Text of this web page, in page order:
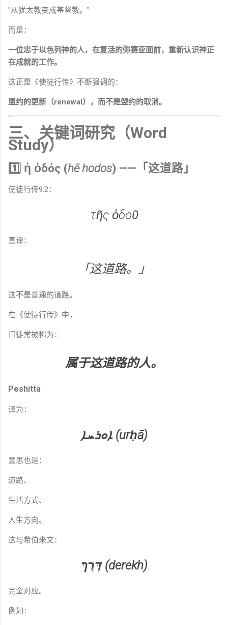
"从犹太教变成基督教。"
而是：
一位忠于以色列神的人，在复活的弥赛亚面前，重新认识神正
在成就的工作。
这正是《使徒行传》不断强调的：
盟约的更新（renewal），而不是盟约的取消。
三、关键词研究（Word
Study）
1️⃣ ἡ ὁδός (hē hodos) ——「这道路」
使徒行传9:2：
τῆς ὁδοῦ
直译：
「这道路。」
这不是普通的道路。
在《使徒行传》中，
门徒常被称为：
属于这道路的人。
Peshitta
译为：
ܐܘܪܚܐ (urḥā)
意思也是：
道路、
生活方式、
人生方向。
这与希伯来文：
דֶּרֶךְ (derekh)
完全对应。
例如：